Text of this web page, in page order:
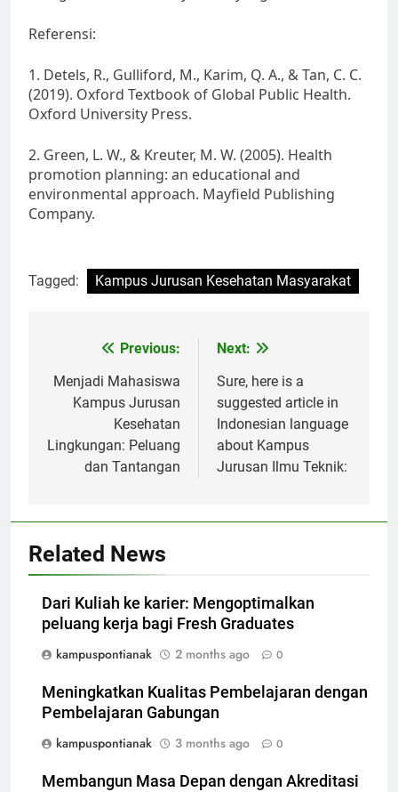
Referensi:
1. Detels, R., Gulliford, M., Karim, Q. A., & Tan, C. C.
(2019). Oxford Textbook of Global Public Health.
Oxford University Press.
2. Green, L. W., & Kreuter, M. W. (2005). Health
promotion planning: an educational and
environmental approach. Mayfield Publishing
Company.
Tagged: Kampus Jurusan Kesehatan Masyarakat
navigation
Previous:
Menjadi Mahasiswa
Kampus Jurusan
Kesehatan
Lingkungan: Peluang
dan Tantangan
Next:
Sure, here is a
suggested article in
Indonesian language
about Kampus
Jurusan Ilmu Teknik:
Related News
Dari Kuliah ke karier: Mengoptimalkan
peluang kerja bagi Fresh Graduates
kampuspontianak
2 months ago 0
Meningkatkan Kualitas Pembelajaran dengan
Pembelajaran Gabungan
kampuspontianak
3 months ago 0
Membangun Masa Depan dengan Akreditasi